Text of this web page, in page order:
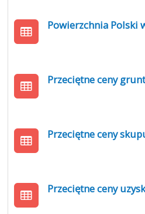
Powierzchnia Polski
Przeciętne ceny
Przeciętne ceny
Przeciętne ceny